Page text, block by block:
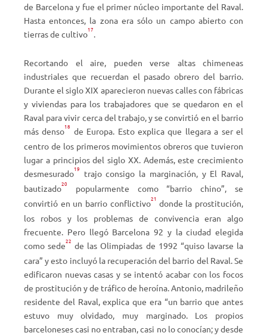
de Barcelona y fue el primer núcleo importante del Raval.
Hastaentonces, la zona era sólo un campo abierto con
tierras de cultivo17.
Recortando el aire, pueden verse altas chimeneas
industriales que recuerdan el pasado obrero del barrio.
Durante el siglo XIX aparecieron nuevas calles con fábricas
y viviendas para los trabajadores que se quedaron en el
Raval para vivir cerca del trabajo, y se convirtió en el barrio
más denso18 de Europa. Esto explica que llegara a ser el
centro de los primeros movimientos obreros que tuvieron
lugar a principios del siglo XX. Además, este crecimiento
desmesurado19
trajo consigo la marginación, y El Raval,
bautizado20
popularmente como “barrio chino”, se
convirtió en un barrio conflictivo21 donde la prostitución,
los robos y los problemas de convivencia eran algo
frecuente. Pero llegó Barcelona 92 y la ciudad elegida
como sede22 de las Olimpiadas de 1992 “quiso lavarse la
cara” y esto incluyó la recuperación del barrio del Raval. Se
edificaron nuevas casas y se intentó acabar con los focos
de prostitución y de tráfico de heroína. Antonio, madrileño
residente del Raval, explica que era “un barrio que antes
estuvo muy olvidado, muy marginado. Los propios
barceloneses casi no entraban, casi no lo conocían; y desde